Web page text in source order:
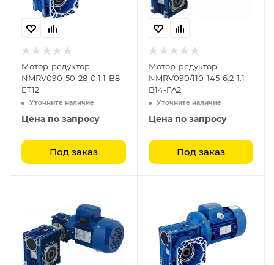
Мотор-редуктор
NMRV090-50-28-0.1.1-B8-
ET12
Уточните наличие
Цена по запросу
Под заказ
Мотор-редуктор
NMRV090/110-145-6.2-1.1-
B14-FA2
Уточните наличие
Цена по запросу
Под заказ